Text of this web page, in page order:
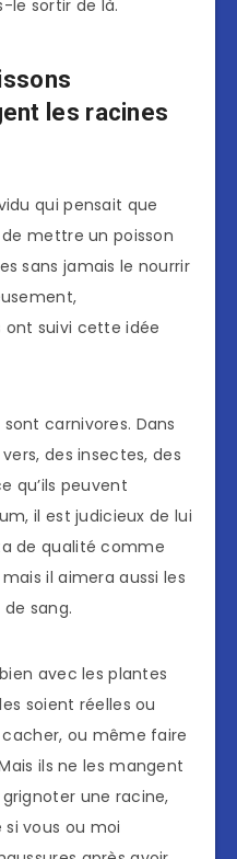
le sortir de là.
les racines
qui pensait que
mettre un poisson
sans jamais le nourrir
ont suivi cette idée
carnivores. Dans
des insectes, des
qu’ils peuvent
il est judicieux de lui
de qualité comme
il aimera aussi les
sang.
avec les plantes
soient réelles ou
cacher, ou même faire
ils ne les mangent
une racine,
vous ou moi